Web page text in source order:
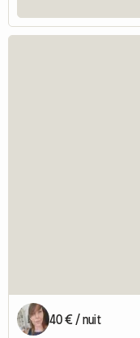
40 € / nuit